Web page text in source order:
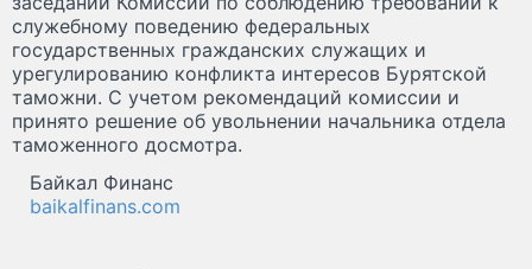
служебному поведению федеральных
государственных гражданских служащих и
урегулированию конфликта интересов Бурятской
таможни. С учетом рекомендаций комиссии и
принято решение об увольнении начальника отдела
таможенного досмотра.
Байкал Финанс
baikalfinans.com